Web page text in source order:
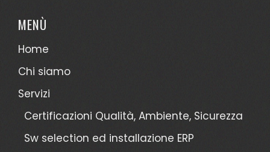
MENÙ
Home
Chi siamo
Servizi
Certificazioni Qualità, Ambiente, Sicurezza
Sw selection ed installazione ERP